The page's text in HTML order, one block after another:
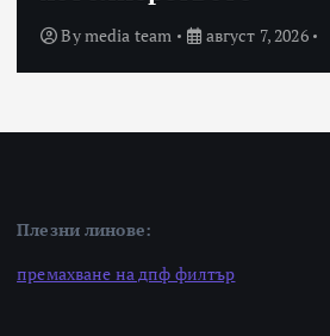
Bymedia team август 7, 2026
Плезни линове:
премахване на дпф филтър